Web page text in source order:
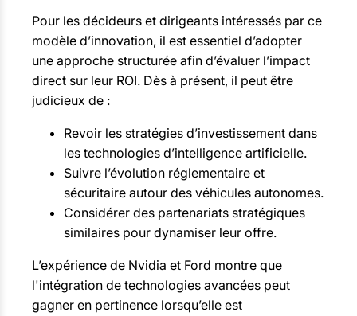
Pour les décideurs et dirigeants intéressés par ce
modèle d’innovation, il est essentiel d’adopter
une approche structurée afin d’évaluer l’impact
direct sur leur ROI. Dès à présent, il peut être
judicieux de :
Revoir les stratégies d’investissement dans
les technologies d’intelligence artificielle.
Suivre l’évolution réglementaire et
sécuritaire autour des véhicules autonomes.
Considérer des partenariats stratégiques
similaires pour dynamiser leur offre.
L’expérience de Nvidia et Ford montre que
l'intégration de technologies avancées peut
gagner en pertinence lorsqu’elle est